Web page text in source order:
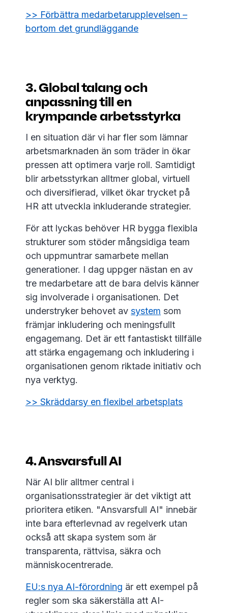
>> Förbättra medarbetarupplevelsen –
bortom det grundläggande
3. Global talang och
anpassning till en
krympande arbetsstyrka
I en situation där vi har fler som lämnar
arbetsmarknaden än som träder in ökar
pressen att optimera varje roll. Samtidigt
blir arbetsstyrkan alltmer global, virtuell
och diversifierad, vilket ökar trycket på
HR att utveckla inkluderande strategier.
För att lyckas behöver HR bygga flexibla
strukturer som stöder mångsidiga team
och uppmuntrar samarbete mellan
generationer. I dag uppger nästan en av
tre medarbetare att de bara delvis känner
sig involverade i organisationen. Det
understryker behovet av system som
främjar inkludering och meningsfullt
engagemang. Det är ett fantastiskt tillfälle
att stärka engagemang och inkludering i
organisationen genom riktade initiativ och
nya verktyg.
>> Skräddarsy en flexibel arbetsplats
4. Ansvarsfull AI
När AI blir alltmer central i
organisationsstrategier är det viktigt att
prioritera etiken. "Ansvarsfull AI" innebär
inte bara efterlevnad av regelverk utan
också att skapa system som är
transparenta, rättvisa, säkra och
människocentrerade.
EU:s nya AI-förordning är ett exempel på
regler som ska säkerställa att AI-